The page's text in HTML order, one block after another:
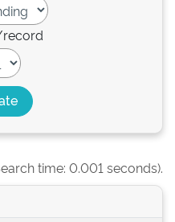
time: 0.001 seconds).